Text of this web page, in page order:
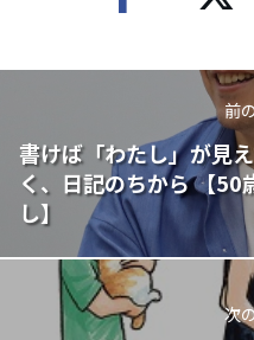
前
書けば「わたし」が見
く、日記のちから 【50
し】
次